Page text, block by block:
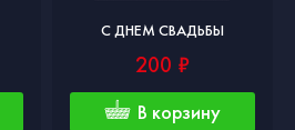
С ДНЕМ СВАДЬБЫ
200 ₽
В корзину